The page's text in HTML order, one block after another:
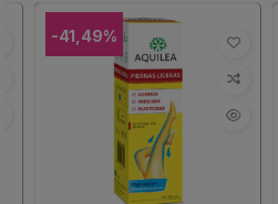
-41,49%